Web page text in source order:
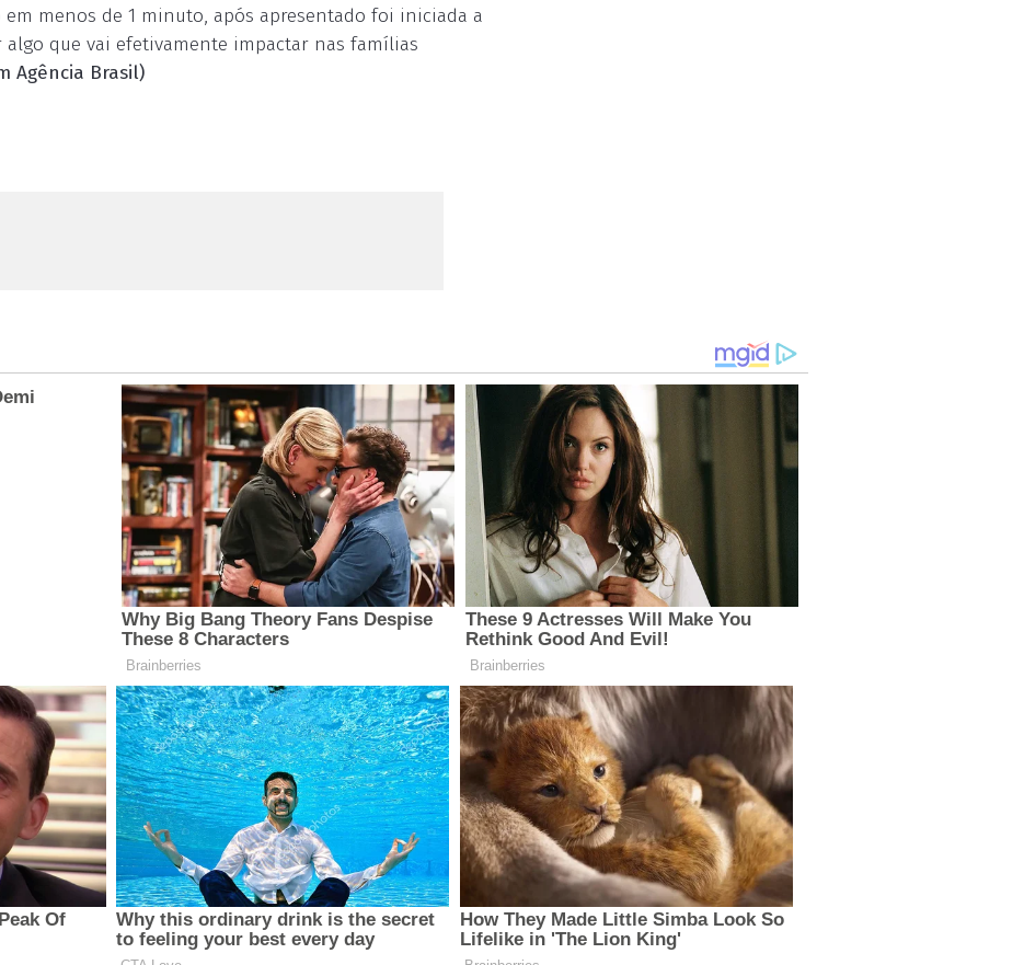
menos de 1 minuto, após apresentado foi iniciada a
que vai efetivamente impactar nas famílias
Agência Brasil)